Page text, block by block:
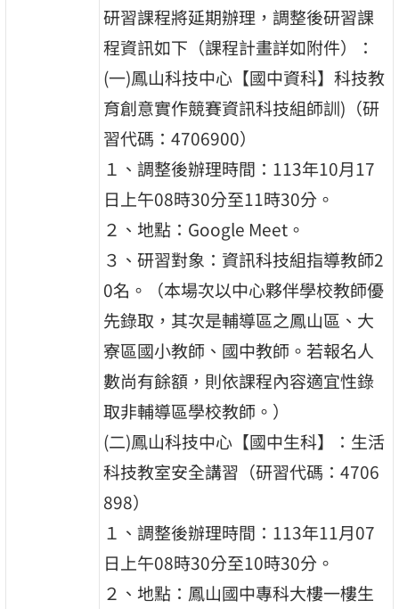
研習課程將延期辦理，調整後研習課
程資訊如下（課程計畫詳如附件）：
(一)鳳山科技中心【國中資科】科技教
育創意實作競賽資訊科技組師訓)（研
習代碼：4706900）
１、調整後辦理時間：113年10月17
日上午08時30分至11時30分。
２、地點：Google Meet。
３、研習對象：資訊科技組指導教師2
0名。（本場次以中心夥伴學校教師優
先錄取，其次是輔導區之鳳山區、大
寮區國小教師、國中教師。若報名人
數尚有餘額，則依課程內容適宜性錄
取非輔導區學校教師。）
(二)鳳山科技中心【國中生科】：生活
科技教室安全講習（研習代碼：4706
898）
１、調整後辦理時間：113年11月07
日上午08時30分至10時30分。
２、地點：鳳山國中專科大樓一樓生